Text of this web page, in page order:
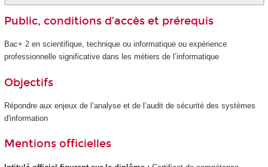
Public, conditions d’accès et prérequis
Bac+ 2 en scientifique, technique ou informatique ou expérience
professionnelle significative dans les métiers de l’informatique
Objectifs
Répondre aux enjeux de l’analyse et de l’audit de sécurité des systèmes
d'information
Mentions officielles